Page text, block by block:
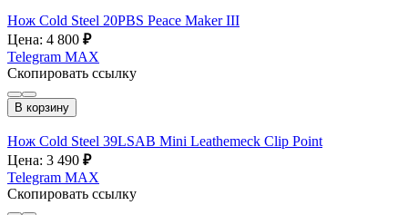
Нож Cold Steel 20PBS Peace Maker III
Цена: 4 800 ₽
Telegram MAX
Скопировать ссылку
В корзину
Нож Cold Steel 39LSAB Mini Leathemeck Clip Point
Цена: 3 490 ₽
Telegram MAX
Скопировать ссылку